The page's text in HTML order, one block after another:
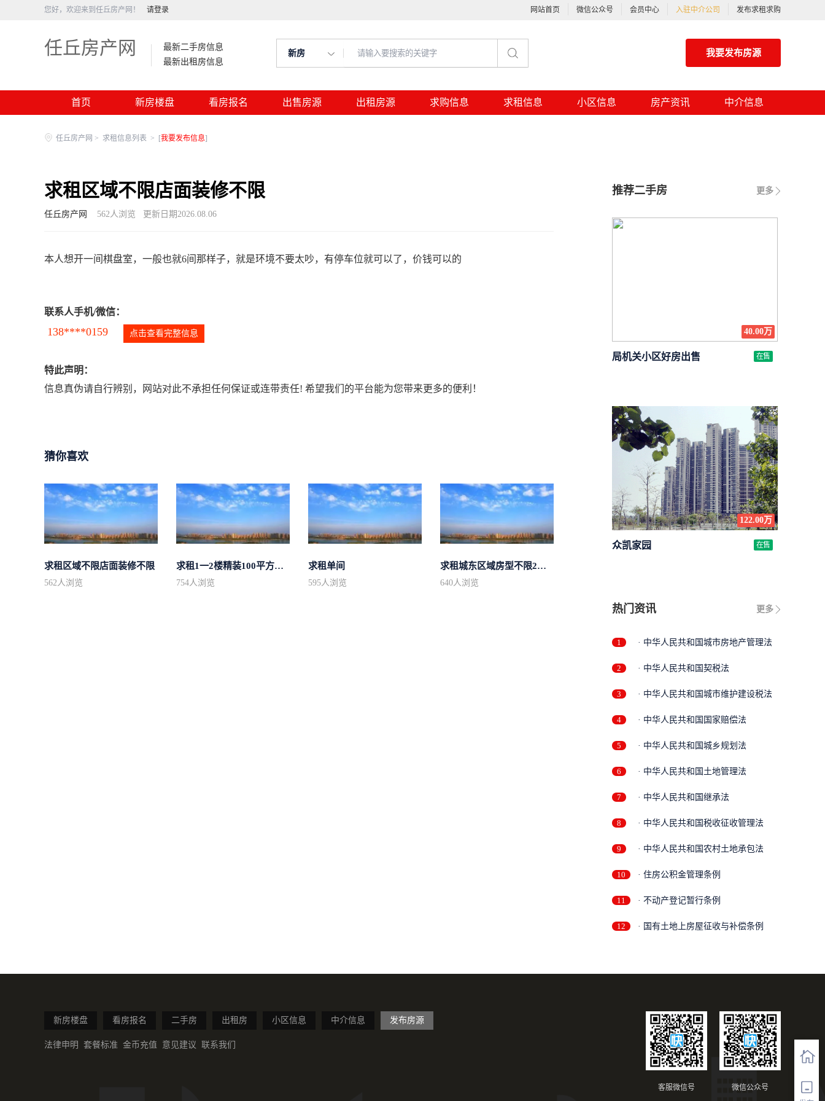
您好，欢迎来到任丘房产网！ 请登录 网站首页 微信公众号 会员中心 入驻中介公司 发布求租求购
任丘房产网
最新二手房信息
最新出租房信息
新房 我要发布房源
首页 新房楼盘 看房报名 出售房源 出租房源 求购信息 求租信息 小区信息 房产资讯 中介信息
任丘房产网 > 求租信息列表 > [我要发布信息]
求租区域不限店面装修不限
任丘房产网 562人浏览 更新日期2026.08.06
本人想开一间棋盘室，一般也就6间那样子，就是环境不要太吵，有停车位就可以了，价钱可以的
联系人手机/微信：
138****0159 点击查看完整信息
特此声明：
信息真伪请自行辨别，网站对此不承担任何保证或连带责任! 希望我们的平台能为您带来更多的便利！
猜你喜欢
求租区域不限店面装修不限
562人浏览
求租1一2楼精装100平方里面基本设备不...
754人浏览
求租单间
595人浏览
求租城东区域房型不限2室2卫装修不限2...
640人浏览
更多
推荐二手房
40.00万
局机关小区好房出售 在售
122.00万
众凯家园 在售
更多
热门资讯
1 · 中华人民共和国城市房地产管理法
2 · 中华人民共和国契税法
3 · 中华人民共和国城市维护建设税法
4 · 中华人民共和国国家赔偿法
5 · 中华人民共和国城乡规划法
6 · 中华人民共和国土地管理法
7 · 中华人民共和国继承法
8 · 中华人民共和国税收征收管理法
9 · 中华人民共和国农村土地承包法
10 · 住房公积金管理条例
11 · 不动产登记暂行条例
12 · 国有土地上房屋征收与补偿条例
新房楼盘 看房报名 二手房 出租房 小区信息 中介信息 发布房源
法律申明 套餐标准 金币充值 意见建议 联系我们
微信公众号
客服微信号